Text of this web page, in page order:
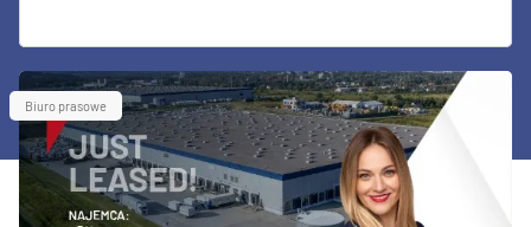
Biuro prasowe